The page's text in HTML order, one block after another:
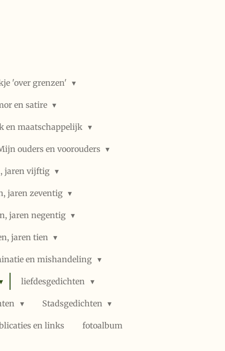
'over grenzen'
en satire
en maatschappelijk
ouders en voorouders
jaren vijftig
jaren zeventig
jaren negentig
jaren tien
en mishandeling
liefdesgedichten
Stadsgedichten
en links fotoalbum